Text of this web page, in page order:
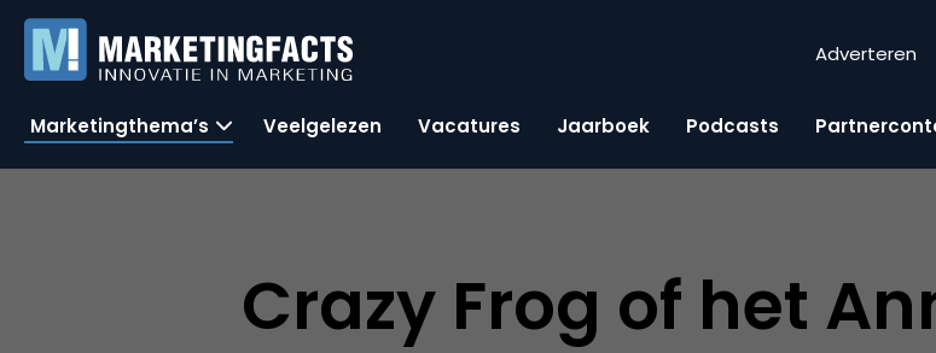
Adverteren
Marketingthema’s Veelgelezen Vacatures Jaarboek Podcasts
Crazy Frog of het